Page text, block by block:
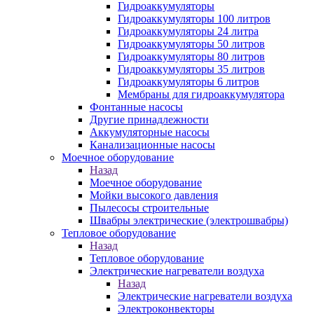
Гидроаккумуляторы
Гидроаккумуляторы 100 литров
Гидроаккумуляторы 24 литра
Гидроаккумуляторы 50 литров
Гидроаккумуляторы 80 литров
Гидроаккумуляторы 35 литров
Гидроаккумуляторы 6 литров
Мембраны для гидроаккумулятора
Фонтанные насосы
Другие принадлежности
Аккумуляторные насосы
Канализационные насосы
Моечное оборудование
Назад
Моечное оборудование
Мойки высокого давления
Пылесосы строительные
Швабры электрические (электрошвабры)
Тепловое оборудование
Назад
Тепловое оборудование
Электрические нагреватели воздуха
Назад
Электрические нагреватели воздуха
Электроконвекторы